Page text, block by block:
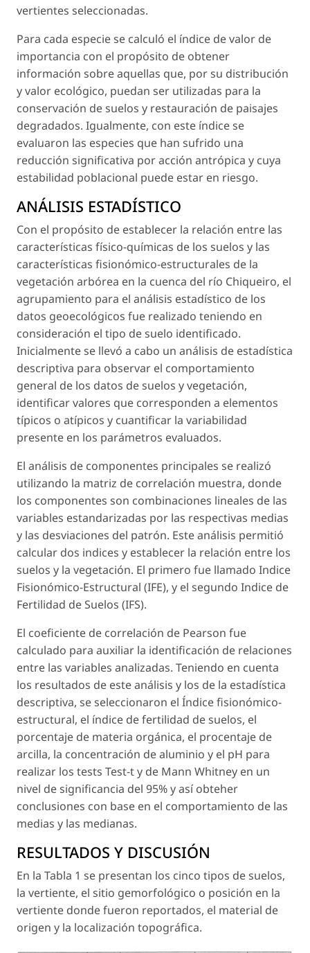
vertientes seleccionadas.
Para cada especie se calculó el índice de valor de
importancia con el propósito de obtener
información sobre aquellas que, por su distribución
y valor ecológico, puedan ser utilizadas para la
conservación de suelos y restauración de paisajes
degradados. Igualmente, con este índice se
evaluaron las especies que han sufrido una
reducción significativa por acción antrópica y cuya
estabilidad poblacional puede estar en riesgo.
ANÁLISIS ESTADÍSTICO
Con el propósito de establecer la relación entre las
características físico-químicas de los suelos y las
características fisionómico-estructurales de la
vegetación arbórea en la cuenca del río Chiqueiro, el
agrupamiento para el análisis estadístico de los
datos geoecológicos fue realizado teniendo en
consideración el tipo de suelo identificado.
Inicialmente se llevó a cabo un análisis de estadística
descriptiva para observar el comportamiento
general de los datos de suelos y vegetación,
identificar valores que corresponden a elementos
típicos o atípicos y cuantificar la variabilidad
presente en los parámetros evaluados.
El análisis de componentes principales se realizó
utilizando la matriz de correlación muestra, donde
los componentes son combinaciones lineales de las
variables estandarizadas por las respectivas medias
y las desviaciones del patrón. Este análisis permitió
calcular dos indices y establecer la relación entre los
suelos y la vegetación. El primero fue llamado Indice
Fisionómico-Estructural (IFE), y el segundo Indice de
Fertilidad de Suelos (IFS).
El coeficiente de correlación de Pearson fue
calculado para auxiliar la identificación de relaciones
entre las variables analizadas. Teniendo en cuenta
los resultados de este análisis y los de la estadística
descriptiva, se seleccionaron el Índice fisionómico-
estructural, el índice de fertilidad de suelos, el
porcentaje de materia orgánica, el procentaje de
arcilla, la concentración de aluminio y el pH para
realizar los tests Test-t y de Mann Whitney en un
nivel de significancia del 95% y así obteher
conclusiones con base en el comportamiento de las
medias y las medianas.
RESULTADOS Y DISCUSIÓN
En la Tabla 1 se presentan los cinco tipos de suelos,
la vertiente, el sitio gemorfológico o posición en la
vertiente donde fueron reportados, el material de
origen y la localización topográfica.